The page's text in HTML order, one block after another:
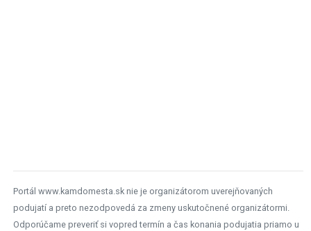
Portál www.kamdomesta.sk nie je organizátorom uverejňovaných
podujatí a preto nezodpovedá za zmeny uskutočnené organizátormi.
Odporúčame preveriť si vopred termín a čas konania podujatia priamo u